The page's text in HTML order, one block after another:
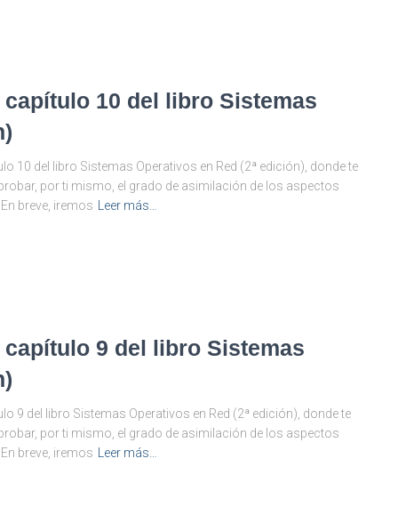
10 del libro Sistemas
10 del libro Sistemas Operativos en Red (2ª edición), donde te
por ti mismo, el grado de asimilación de los aspectos
breve, iremos
Leer más…
9 del libro Sistemas
9 del libro Sistemas Operativos en Red (2ª edición), donde te
por ti mismo, el grado de asimilación de los aspectos
breve, iremos
Leer más…